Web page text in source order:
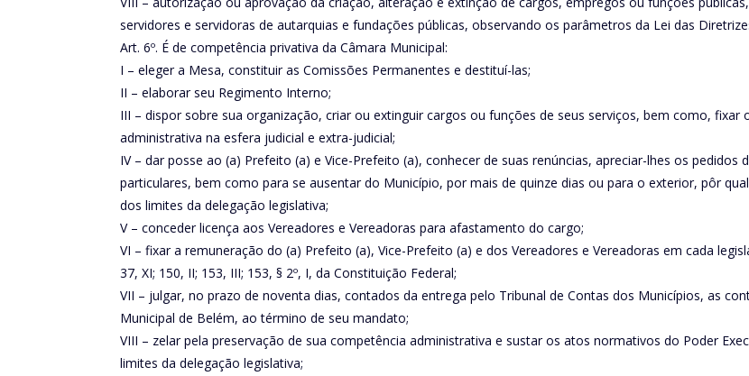
servidores e servidoras de autarquias e fundações públicas, observando os parâmetros da Lei das
Art. 6º. É de competência privativa da Câmara Municipal:
I – eleger a Mesa, constituir as Comissões Permanentes e destituí-las;
II – elaborar seu Regimento Interno;
III – dispor sobre sua organização, criar ou extinguir cargos ou funções de seus serviços, bem como,
administrativa na esfera judicial e extra-judicial;
IV – dar posse ao (a) Prefeito (a) e Vice-Prefeito (a), conhecer de suas renúncias, apreciar-lhes os
particulares, bem como para se ausentar do Município, por mais de quinze dias ou para o exterior, pôr
dos limites da delegação legislativa;
V – conceder licença aos Vereadores e Vereadoras para afastamento do cargo;
VI – fixar a remuneração do (a) Prefeito (a), Vice-Prefeito (a) e dos Vereadores e Vereadoras em cada
37, XI; 150, II; 153, III; 153, § 2º, I, da Constituição Federal;
VII – julgar, no prazo de noventa dias, contados da entrega pelo Tribunal de Contas dos Municípios, as
Municipal de Belém, ao término de seu mandato;
VIII – zelar pela preservação de sua competência administrativa e sustar os atos normativos do Poder
limites da delegação legislativa;